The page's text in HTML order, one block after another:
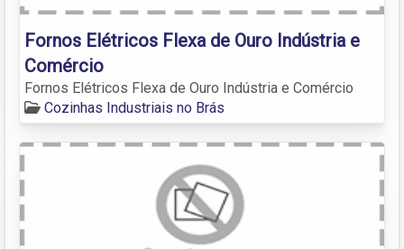
Fornos Elétricos Flexa de Ouro Indústria e
Comércio
Fornos Elétricos Flexa de Ouro Indústria e Comércio
Cozinhas Industriais no Brás